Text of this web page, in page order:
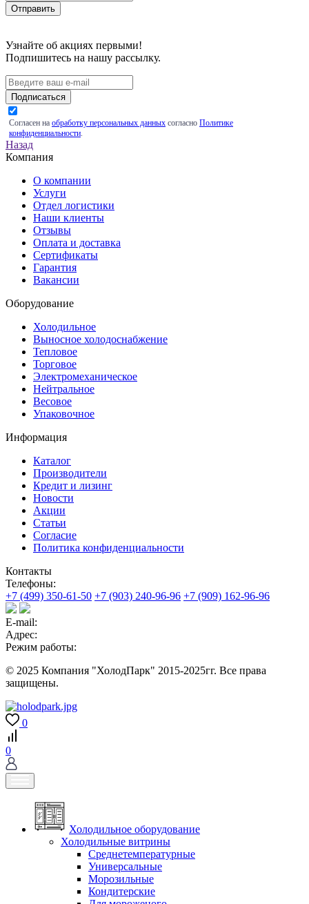
Узнайте об акциях первыми!
Подпишитесь на нашу рассылку.
Подписаться
Согласен на обработку персональных данных согласно Политике
конфиденциальности.
Назад
Компания
О компании
Услуги
Отдел логистики
Наши клиенты
Отзывы
Оплата и доставка
Сертификаты
Гарантия
Вакансии
Оборудование
Холодильное
Выносное холодоснабжение
Тепловое
Торговое
Электромеханическое
Нейтральное
Весовое
Упаковочное
Информация
Каталог
Производители
Кредит и лизинг
Новости
Акции
Статьи
Согласие
Политика конфиденциальности
Контакты
Телефоны:
+7 (499) 350-61-50 +7 (903) 240-96-96 +7 (909) 162-96-96
E-mail:
Адрес:
Режим работы:
© 2025 Компания "ХолодПарк" 2015-2025гг. Все права
защищены.
0
0
Холодильное оборудование
Холодильные витрины
Среднетемпературные
Универсальные
Морозильные
Кондитерские